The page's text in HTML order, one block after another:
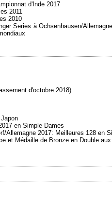
d'Inde 2017
2011
2010
Series à Ochsenhausen/
d'octobre 2018)
en Simple Dames
Allemagne 2017: Meilleures 128 en
et Médaille de Bronze en Double